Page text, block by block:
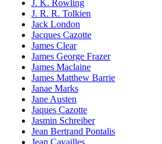
J. K. Rowling
J. R. R. Tolkien
Jack London
Jacques Cazotte
James Clear
James George Frazer
James Maclaine
James Matthew Barrie
Janae Marks
Jane Austen
Jaques Cazotte
Jasmin Schreiber
Jean Bertrand Pontalis